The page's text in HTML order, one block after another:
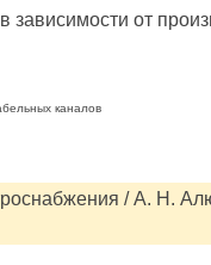
от
каналов
/ А. Н.